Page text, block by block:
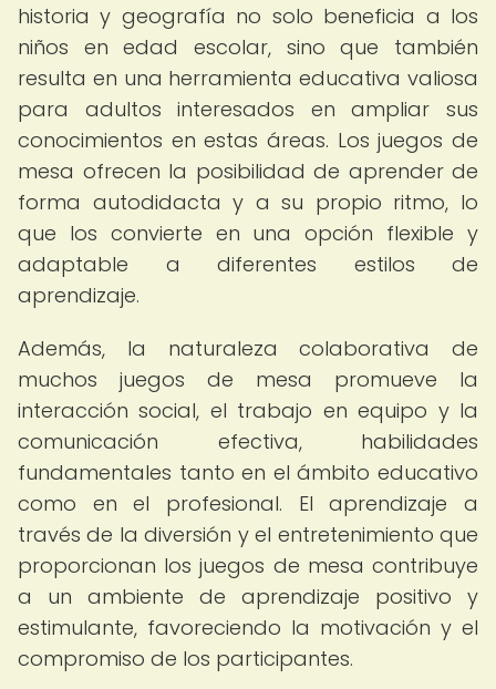
historia y geografía no solo beneficia a los
niños en edad escolar, sino que también
resulta en una herramienta educativa valiosa
para adultos interesados en ampliar sus
conocimientos en estas áreas. Los juegos de
mesa ofrecen la posibilidad de aprender de
forma autodidacta y a su propio ritmo, lo
que los convierte en una opción flexible y
adaptable a diferentes estilos de
aprendizaje.
Además, la naturaleza colaborativa de
muchos juegos de mesa promueve la
interacción social, el trabajo en equipo y la
comunicación efectiva, habilidades
fundamentales tanto en el ámbito educativo
como en el profesional. El aprendizaje a
través de la diversión y el entretenimiento que
proporcionan los juegos de mesa contribuye
a un ambiente de aprendizaje positivo y
estimulante, favoreciendo la motivación y el
compromiso de los participantes.